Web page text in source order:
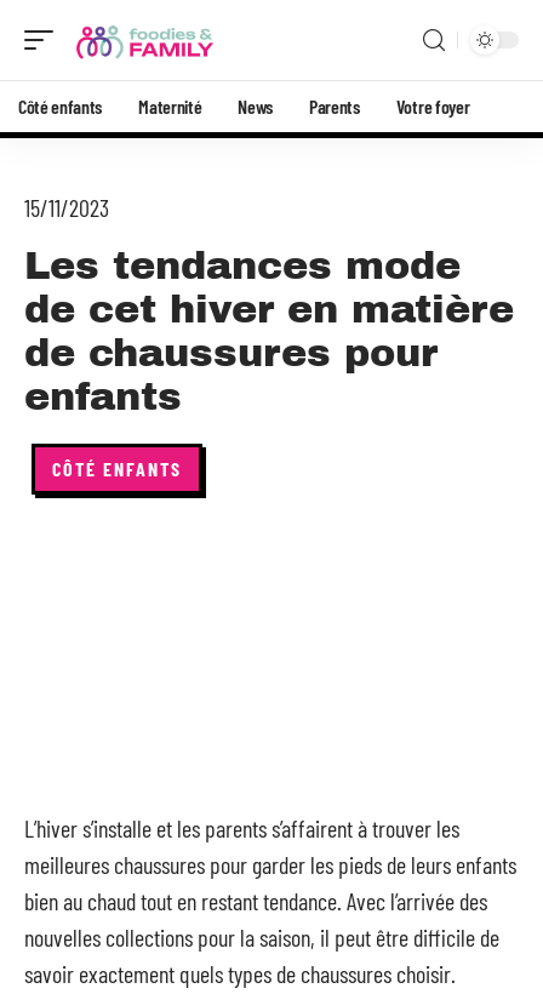
Côté enfants Maternité News Parents Votre foyer
15/11/2023
Les tendances mode
de cet hiver en matière
de chaussures pour
enfants
CÔTÉ ENFANTS
L’hiver s’installe et les parents s’affairent à trouver les
meilleures chaussures pour garder les pieds de leurs enfants
bien au chaud tout en restant tendance. Avec l’arrivée des
nouvelles collections pour la saison, il peut être difficile de
savoir exactement quels types de chaussures choisir.